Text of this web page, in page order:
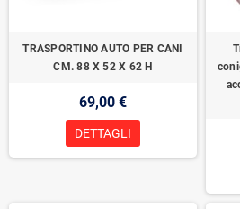
TRASPORTINO AUTO PER CANI
CM. 88 X 52 X 62 H
69,00 €
DETTAGLI